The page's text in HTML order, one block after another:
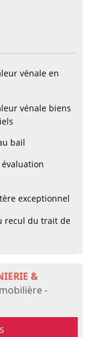
vénale en
vénale biens
bail
exceptionnel
recul du trait de
&
-